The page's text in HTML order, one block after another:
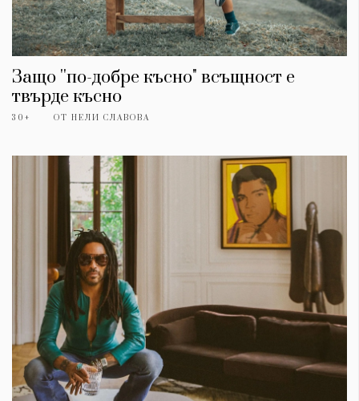
Защо ''по-добре късно" всъщност е
твърде късно
30+ ОТ НЕЛИ СЛАВОВА